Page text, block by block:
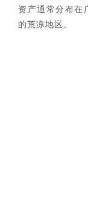
资产通常分布
的荒凉地区。